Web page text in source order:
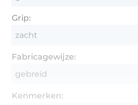
Grip:
zacht
Fabricagewijze:
gebreid
Kenmerken: